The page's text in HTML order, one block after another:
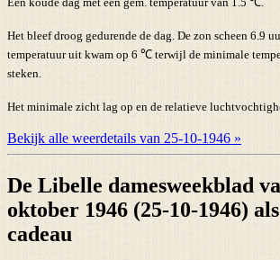
Het bleef droog gedurende de dag. De zon scheen 6.9
temperatuur uit kwam op 6 ℃ terwijl de minimale
steken.
Het minimale zicht lag op en de relatieve
Bekijk alle weerdetails van 25-10-1946 »
De Libelle damesweekblad
oktober 1946 (25-10-1946)
cadeau